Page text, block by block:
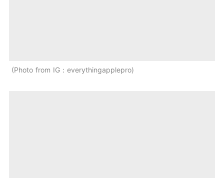
Photo from IG：everythingapplepro